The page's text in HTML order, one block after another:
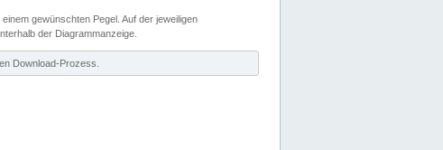
einem gewünschten Pegel. Auf der jeweiligen
der Diagrammanzeige.
Download-Prozess.